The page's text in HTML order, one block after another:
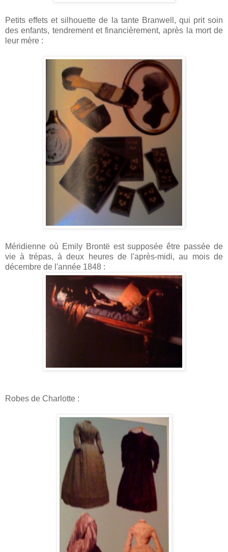
Petits effets et silhouette de la tante Branwell, qui prit soin
des enfants, tendrement et financièrement, après la mort de
leur mère :
Méridienne où Emily Brontë est supposée être passée de
vie à trépas, à deux heures de l'après-midi, au mois de
décembre de l'année 1848 :
Robes de Charlotte :